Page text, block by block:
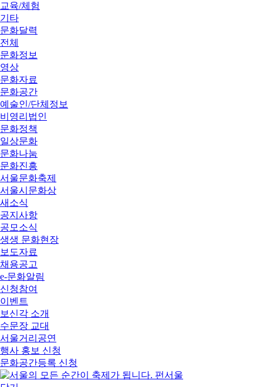
교육/체험
기타
문화달력
전체
문화정보
영상
문화자료
문화공간
예술인/단체정보
비영리법인
문화정책
일상문화
문화나눔
문화진흥
서울문화축제
서울시문화상
새소식
공지사항
공모소식
생생 문화현장
보도자료
채용공고
e-문화알림
신청참여
이벤트
보신각 소개
수문장 교대
서울거리공연
행사 홍보 신청
문화공간등록 신청